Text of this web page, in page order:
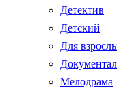
Детектив
Детский
Для
Мелодрама